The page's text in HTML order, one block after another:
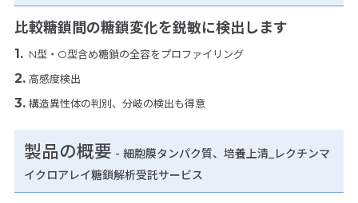
比較糖鎖間の糖鎖変化を鋭敏に検出します
N型・O型含め糖鎖の全容をプロファイリング
高感度検出
構造異性体の判別、分岐の検出も得意
製品の概要 - 細胞膜タンパク質、培養上清_レクチンマ
イクロアレイ糖鎖解析受託サービス